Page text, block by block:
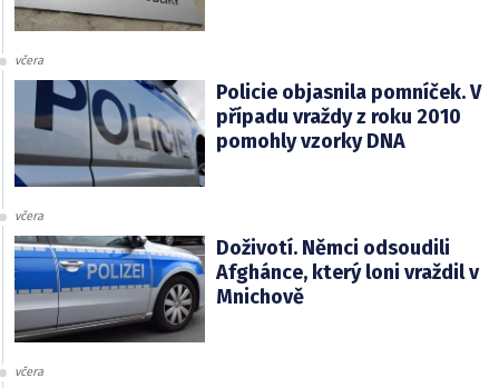
včera
Policie objasnila pomníček. V
případu vraždy z roku 2010
pomohly vzorky DNA
včera
Doživotí. Němci odsoudili
Afghánce, který loni vraždil v
Mnichově
včera